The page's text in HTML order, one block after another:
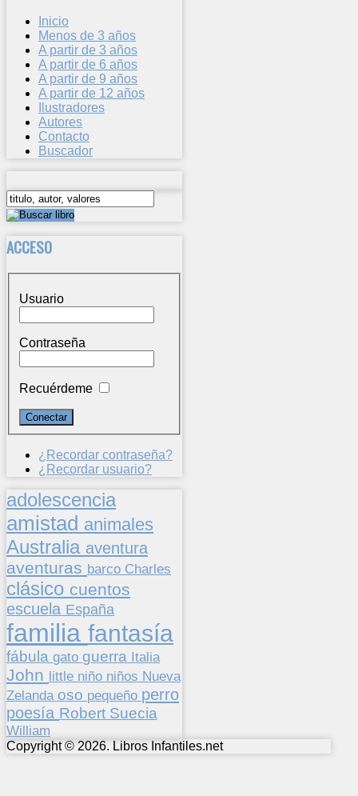
Inicio
Menos de 3 años
A partir de 3 años
A partir de 6 años
A partir de 9 años
A partir de 12 años
Ilustradores
Autores
Contacto
Buscador
ACCESO
Usuario
Contraseña
Recuérdeme
¿Recordar contraseña?
¿Recordar usuario?
adolescencia
amistad animales
Australia aventura
aventuras barco Charles
clásico cuentos
escuela España
familia fantasía
fábula gato guerra Italia
John little niño niños Nueva
Zelanda oso pequeño perro
poesía Robert Suecia
William
Copyright © 2026. Libros Infantiles.net